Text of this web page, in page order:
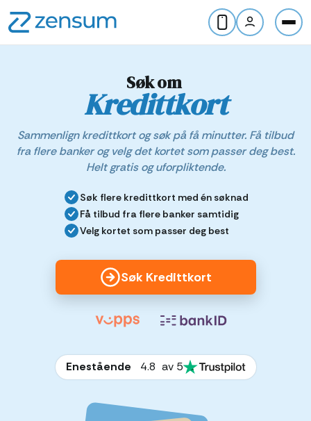
Søk om
Kredittkort
Sammenlign kredittkort og søk på få minutter. Få tilbud
fra flere banker og velg det kortet som passer deg best.
Helt gratis og uforpliktende.
Søk flere kredittkort med én søknad
Få tilbud fra flere banker samtidig
Velg kortet som passer deg best
Søk Kredittkort
Enestående 4.8 av 5